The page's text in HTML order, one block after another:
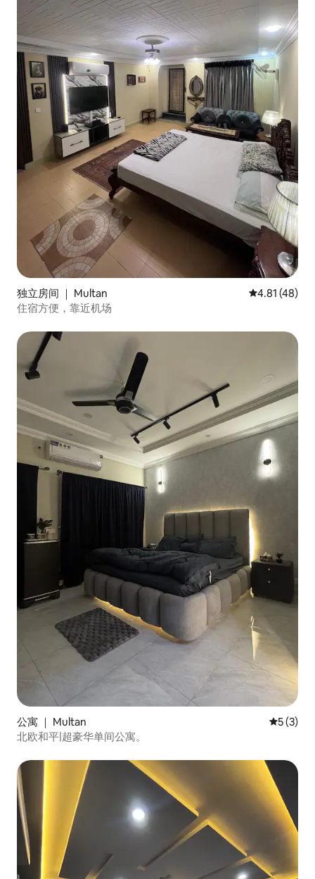
独立房间 ｜ Multan 平均评分
4.81 (48)
住宿方便，靠近机场
公寓 ｜ Multan 平均评分
5 (3)
北欧和平|超豪华单间公寓。